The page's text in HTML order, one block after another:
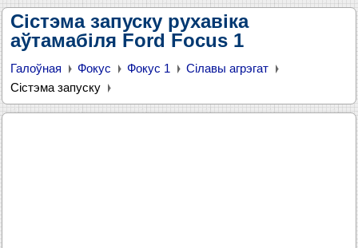
Сістэма запуску рухавіка
аўтамабіля Ford Focus 1
Галоўная Фокус Фокус 1
Сілавы агрэгат
Сістэма запуску